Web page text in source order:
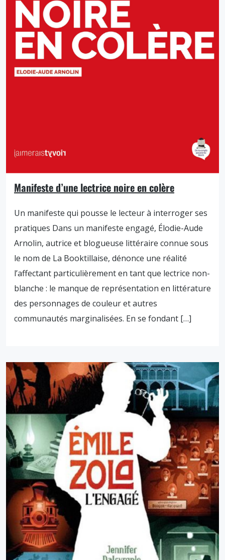
Manifeste d’une lectrice noire en colère
Un manifeste qui pousse le lecteur à interroger ses
pratiques Dans un manifeste engagé, Élodie-Aude
Arnolin, autrice et blogueuse littéraire connue sous
le nom de La Booktillaise, dénonce une réalité
l’affectant particulièrement en tant que lectrice non-
blanche : le manque de représentation en littérature
des personnages de couleur et autres
communautés marginalisées. En se fondant […]